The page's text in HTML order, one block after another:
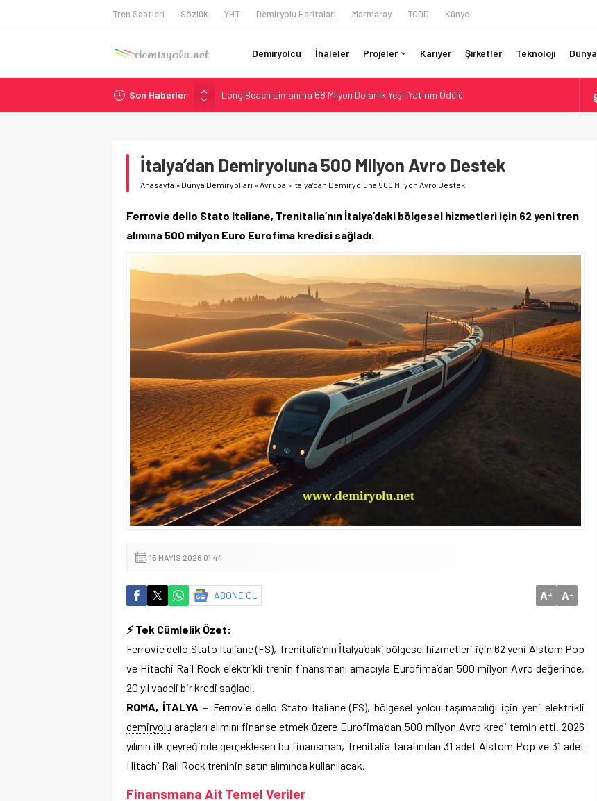
Tren Saatleri Sözlük YHT Demiryolu Haritaları Marmaray TCDD Künye
Demiryolcu İhaleler Projeler Kariyer Şirketler Teknoloji Dünya
Son Haberler
Long Beach Limanı’na 58 Milyon Dolarlık Yeşil Yatırım Ödülü
Madrid 6. Hat 2027’de Sürücüsüz: Kapasite %70 Artacak
İtalya’dan Yeni Otomotiv Demiryolu: 4.800 Ton CO2 Tasarrufu
AAR, MIT ve Berkeley Dahil 4 Üniversiteyle Araştırma Konsorsiyumu Başlattı
İtalya’dan Demiryoluna 500 Milyon Avro Destek
Anasayfa » Dünya Demiryolları »Avrupa » İtalya’dan Demiryoluna 500 Milyon Avro Destek
Ferrovie dello Stato Italiane, Trenitalia’nın İtalya’daki bölgesel hizmetleri için 62 yeni tren
alımına 500 milyon Euro Eurofima kredisi sağladı.
15 MAYIS 2026 01:44
ABONE OL A+ A-
⚡ Tek Cümlelik Özet:
Ferrovie dello Stato Italiane (FS), Trenitalia’nın İtalya’daki bölgesel hizmetleri için 62 yeni Alstom Pop
ve Hitachi Rail Rock elektrikli trenin finansmanı amacıyla Eurofima’dan 500 milyon Avro değerinde,
20 yıl vadeli bir kredi sağladı.
ROMA, İTALYA – Ferrovie dello Stato Italiane (FS), bölgesel yolcu taşımacılığı için yenielektrikli
demiryolu araçları alımını finanse etmek üzere Eurofima’dan 500 milyon Avro kredi temin etti. 2026
yılının ilk çeyreğinde gerçekleşen bu finansman, Trenitalia tarafından 31 adet Alstom Pop ve 31 adet
Hitachi Rail Rock treninin satın alımında kullanılacak.
Finansmana Ait Temel Veriler